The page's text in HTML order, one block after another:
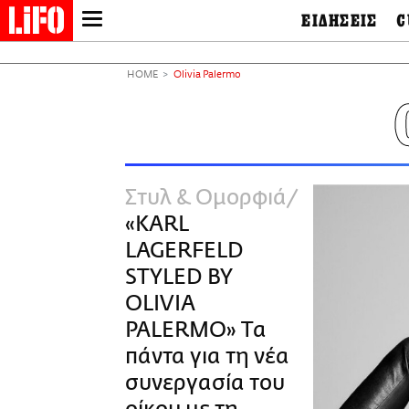
NEWSLETTER
ΑΜΠΑ
ΕΙΔΗΣΕΙΣ
&
HOME Olivia Palermo
Στυλ & Ομορφιά
«KARL
LAGERFELD
STYLED BY
OLIVIΑ
PALERMO» Τα
πάντα για τη νέα
συνεργασία του